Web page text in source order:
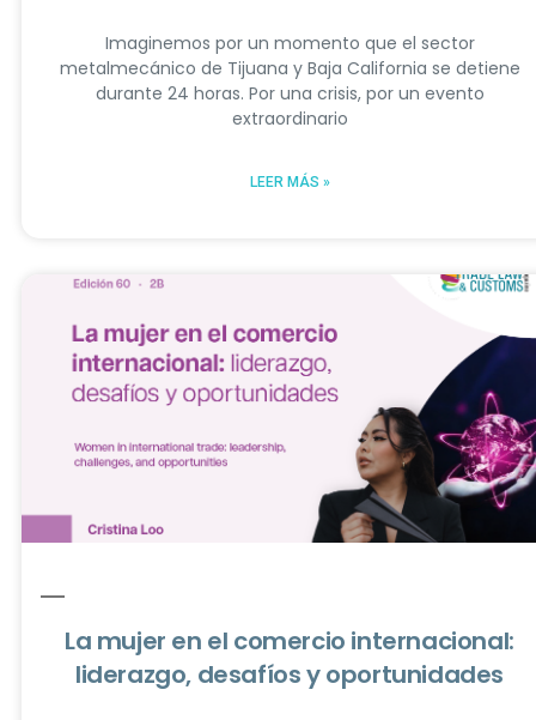
Imaginemos por un momento que el sector
metalmecánico de Tijuana y Baja California se detiene
durante 24 horas. Por una crisis, por un evento
extraordinario
LEER MÁS »
​​La mujer en el comercio internacional:
liderazgo, desafíos y oportunidades